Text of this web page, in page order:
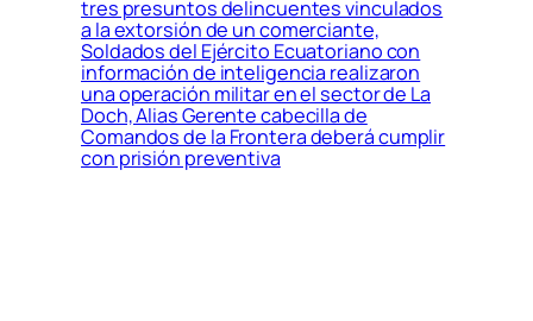
tres presuntos delincuentes vinculados
a la extorsión de un comerciante,
Soldados del Ejército Ecuatoriano con
información de inteligencia realizaron
una operación militar en el sector de La
Doch, Alias Gerente cabecilla de
Comandos de la Frontera deberá cumplir
con prisión preventiva